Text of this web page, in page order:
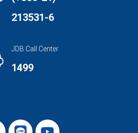
213531-6
JDB Call Center
1499